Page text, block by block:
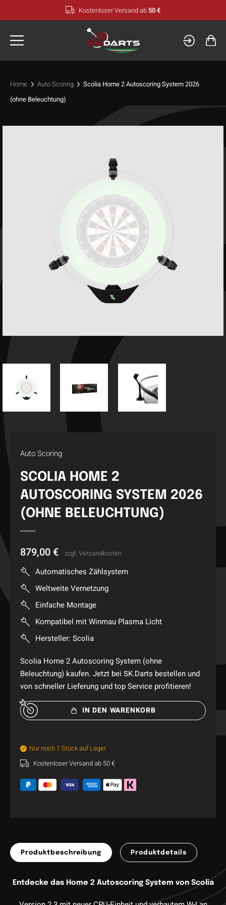
Inhalt
Kostenloser Versand ab 50 €
Home Auto Scoring
Scolia Home 2 Autoscoring System 2026
(ohne Beleuchtung)
Auto Scoring
SCOLIA HOME 2
AUTOSCORING SYSTEM 2026
(OHNE BELEUCHTUNG)
879,00 € zzgl. Versandkosten
Automatisches Zählsystem
Weltweite Vernetzung
Einfache Montage
Kompatibel mit Winmau Plasma Licht
Hersteller: Scolia
Scolia Home 2 Autoscoring System (ohne
Beleuchtung) kaufen. Jetzt bei SK.Darts bestellen und
von schneller Lieferung und top Service profitieren!
IN DEN WARENKORB
Nur noch 1 Stück auf Lager
Kostenloser Versand ab 50 €
Produktbeschreibung Produktdetails
Entdecke das Home 2 Autoscoring System von Scolia